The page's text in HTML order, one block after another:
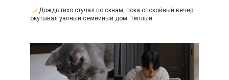
Дождь тихо стучал по окнам, пока спокойный вечер
окутывал уютный семейный дом. Тёплый